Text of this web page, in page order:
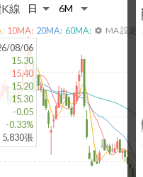
線
08/06
15.30
15.40
15.20
15.30
-0.05
-0.33%
5,830張
10MA: 20MA: 60MA: settings MA 設定